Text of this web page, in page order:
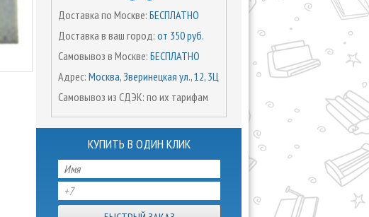
Доставка по Москве: БЕСПЛАТНО
Доставка в ваш город: от 350 руб.
Самовывоз в Москве: БЕСПЛАТНО
Адрес: Москва, Зверинецкая ул., 12, 3Ц
Самовывоз из СДЭК: по их тарифам
КУПИТЬ В ОДИН КЛИК